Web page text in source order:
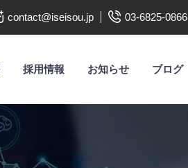
contact@iseisou.jp 03-6825-0866
採用情報 お知らせ ブログ